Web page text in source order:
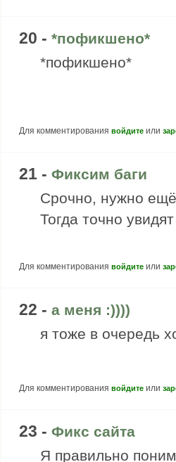
20 - *пофикшено*
*пофикшено*
Для комментирования войдите или
21 - Фиксим баги
Срочно, нужно
Тогда точно
Для комментирования войдите или
22 - а меня :))))
я тоже в очередь
Для комментирования войдите или
23 - Фикс сайта
Я правильно